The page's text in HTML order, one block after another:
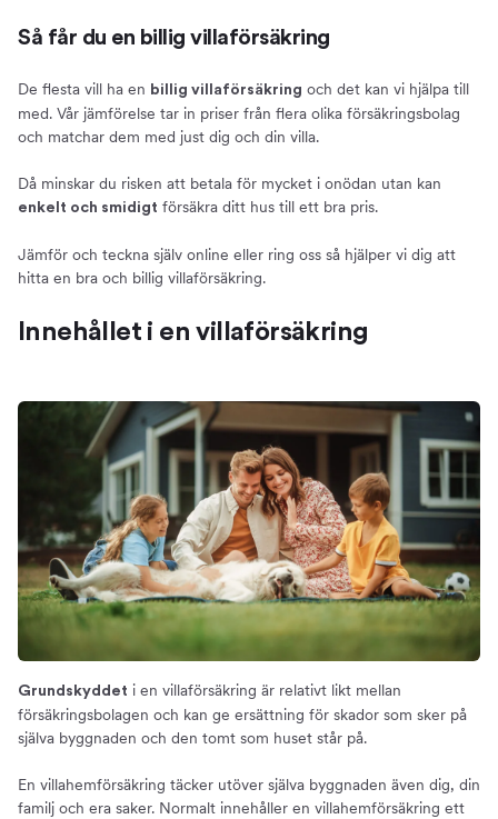
Så får du en billig villaförsäkring
De flesta vill ha en billig villaförsäkring och det kan vi hjälpa till
med. Vår jämförelse tar in priser från flera olika försäkringsbolag
och matchar dem med just dig och din villa.
Då minskar du risken att betala för mycket i onödan utan kan
enkelt och smidigt försäkra ditt hus till ett bra pris.
Jämför och teckna själv online eller ring oss så hjälper vi dig att
hitta en bra och billig villaförsäkring.
Innehållet i en villaförsäkring
Grundskyddet i en villaförsäkring är relativt likt mellan
försäkringsbolagen och kan ge ersättning för skador som sker på
själva byggnaden och den tomt som huset står på.
En villahemförsäkring täcker utöver själva byggnaden även dig, din
familj och era saker. Normalt innehåller en villahemförsäkring ett